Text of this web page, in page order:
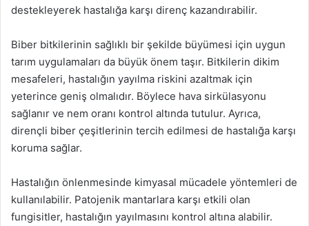
destekleyerek hastalığa karşı direnç kazandırabilir.
Biber bitkilerinin sağlıklı bir şekilde büyümesi için uygun
tarım uygulamaları da büyük önem taşır. Bitkilerin dikim
mesafeleri, hastalığın yayılma riskini azaltmak için
yeterince geniş olmalıdır. Böylece hava sirkülasyonu
sağlanır ve nem oranı kontrol altında tutulur. Ayrıca,
dirençli biber çeşitlerinin tercih edilmesi de hastalığa karşı
koruma sağlar.
Hastalığın önlenmesinde kimyasal mücadele yöntemleri de
kullanılabilir. Patojenik mantarlara karşı etkili olan
fungisitler, hastalığın yayılmasını kontrol altına alabilir.